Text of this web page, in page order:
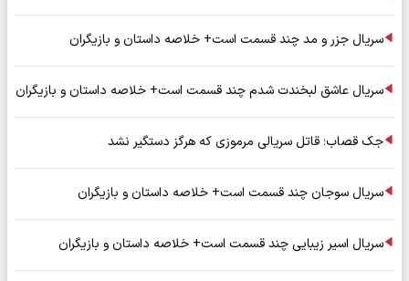
سریال جزر و مد چند قسمت است+ خلاصه داستان و بازیگران
سریال عاشق لبخندت شدم چند قسمت است+ خلاصه داستان و بازیگران
جک قصاب؛ قاتل سریالی مرموزی که هرگز دستگیر نشد
سریال سوجان چند قسمت است+ خلاصه داستان و بازیگران
سریال اسیر زیبایی چند قسمت است+ خلاصه داستان و بازیگران